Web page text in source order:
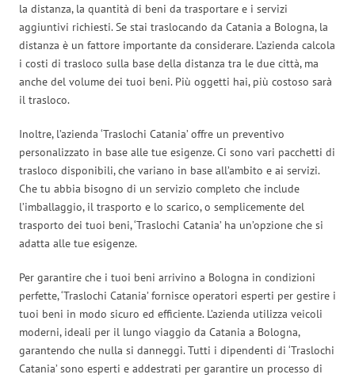
la distanza, la quantità di beni da trasportare e i servizi
aggiuntivi richiesti. Se stai traslocando da Catania a Bologna, la
distanza è un fattore importante da considerare. L’azienda calcola
i costi di trasloco sulla base della distanza tra le due città, ma
anche del volume dei tuoi beni. Più oggetti hai, più costoso sarà
il trasloco.
Inoltre, l’azienda ‘Traslochi Catania’ offre un preventivo
personalizzato in base alle tue esigenze. Ci sono vari pacchetti di
trasloco disponibili, che variano in base all’ambito e ai servizi.
Che tu abbia bisogno di un servizio completo che include
l’imballaggio, il trasporto e lo scarico, o semplicemente del
trasporto dei tuoi beni, ‘Traslochi Catania’ ha un’opzione che si
adatta alle tue esigenze.
Per garantire che i tuoi beni arrivino a Bologna in condizioni
perfette, ‘Traslochi Catania’ fornisce operatori esperti per gestire i
tuoi beni in modo sicuro ed efficiente. L’azienda utilizza veicoli
moderni, ideali per il lungo viaggio da Catania a Bologna,
garantendo che nulla si danneggi. Tutti i dipendenti di ‘Traslochi
Catania’ sono esperti e addestrati per garantire un processo di